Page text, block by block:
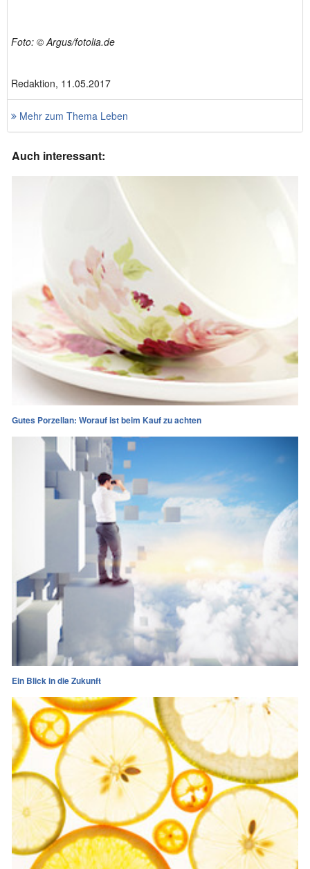
Foto: © Argus/fotolia.de
Redaktion, 11.05.2017
Mehr zum Thema Leben
Auch interessant:
Gutes Porzellan: Worauf ist beim Kauf zu achten
Ein Blick in die Zukunft